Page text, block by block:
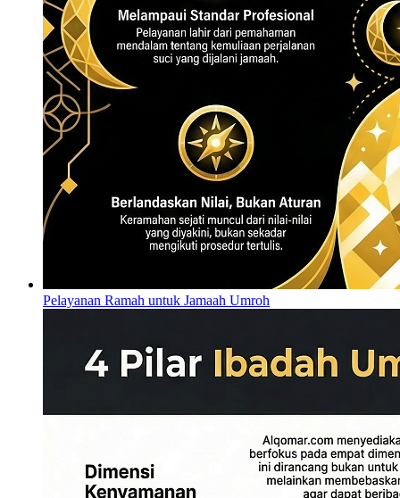
Pelayanan Ramah untuk Jamaah Umroh